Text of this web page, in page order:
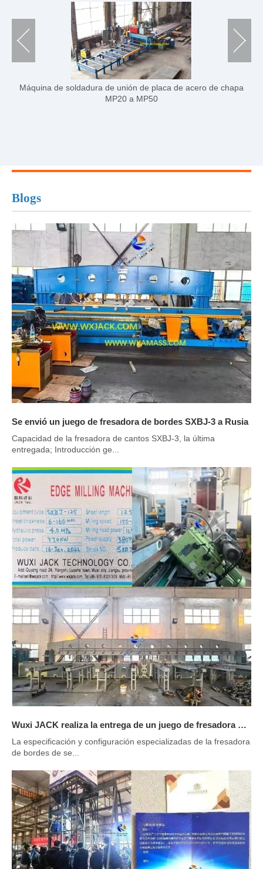
Blogs
Se envió un juego de fresadora de bordes SXBJ-3 a Rusia
Capacidad de la fresadora de cantos SXBJ-3, la última
entregada; Introducción ge...
Wuxi JACK realiza la entrega de un juego de fresadora de bordes SXBJ125
La especificación y configuración especializadas de la fresadora
de bordes de se...